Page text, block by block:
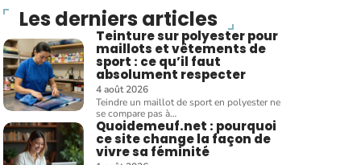
Les derniers articles
Teinture sur polyester pour
maillots et vêtements de
sport : ce qu’il faut
absolument respecter
4 août 2026
Teindre un maillot de sport en polyester ne
se compare pas à…
Quoidemeuf.net : pourquoi
ce site change la façon de
vivre sa féminité